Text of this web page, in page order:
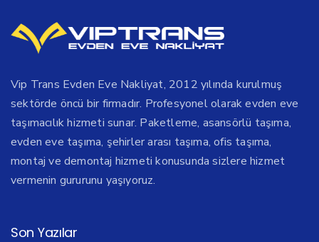
Vip Trans Evden Eve Nakliyat, 2012 yılında kurulmuş
sektörde öncü bir firmadır. Profesyonel olarak evden eve
taşımacılık hizmeti sunar. Paketleme, asansörlü taşıma,
evden eve taşıma, şehirler arası taşıma, ofis taşıma,
montaj ve demontaj hizmeti konusunda sizlere hizmet
vermenin gururunu yaşıyoruz.
Son Yazılar